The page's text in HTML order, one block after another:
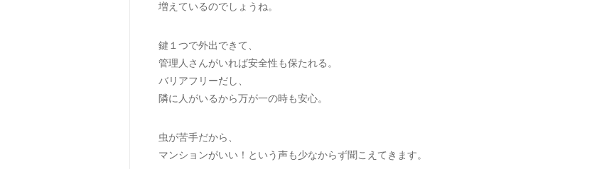
増えているのでしょうね。
鍵１つで外出できて、
管理人さんがいれば安全性も保たれる。
バリアフリーだし、
隣に人がいるから万が一の時も安心。
虫が苦手だから、
マンションがいい！という声も少なからず聞こえてきます。